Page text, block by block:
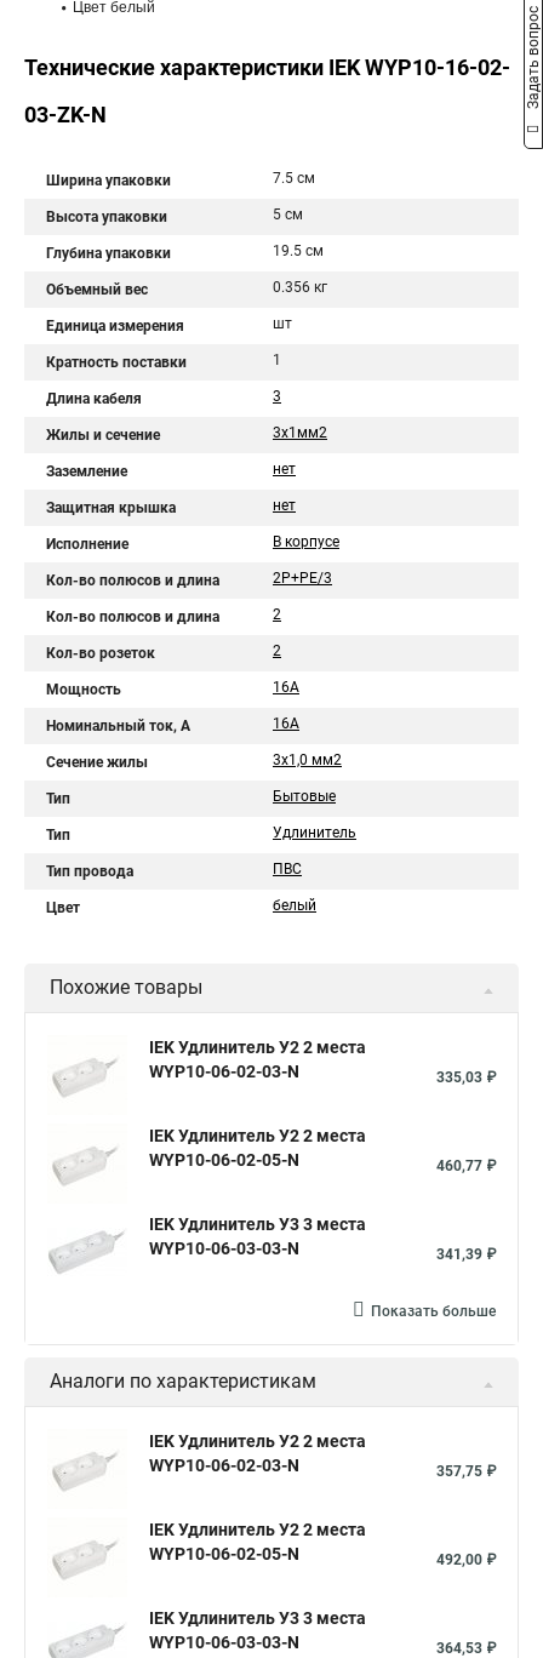
Цвет белый
Технические характеристики IEK WYP10-16-02-
03-ZK-N
Ширина упаковки 7.5 см
Высота упаковки 5 см
Глубина упаковки 19.5 см
Объемный вес 0.356 кг
Единица измерения шт
Кратность поставки 1
Длина кабеля 3
Жилы и сечение 3х1мм2
Заземление нет
Защитная крышка нет
Исполнение В корпусе
Кол-во полюсов и длина 2Р+РЕ/3
Кол-во полюсов и длина 2
Кол-во розеток 2
Мощность 16А
Номинальный ток, А 16A
Сечение жилы 3х1,0 мм2
Тип Бытовые
Тип Удлинитель
Тип провода ПВС
Цвет белый
Похожие товары
IEK Удлинитель У2 2 места
WYP10-06-02-03-N
335,03 ₽
IEK Удлинитель У2 2 места
WYP10-06-02-05-N
460,77 ₽
IEK Удлинитель У3 3 места
WYP10-06-03-03-N
341,39 ₽
Показать больше
Аналоги по характеристикам
IEK Удлинитель У2 2 места
WYP10-06-02-03-N
357,75 ₽
IEK Удлинитель У2 2 места
WYP10-06-02-05-N
492,00 ₽
IEK Удлинитель У3 3 места
WYP10-06-03-03-N
364,53 ₽
Задать вопрос